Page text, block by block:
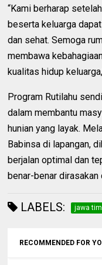
“Kami berharap
beserta keluarga
dan sehat. Semoga
membawa
kualitas hidup
Program Rutilahu
dalam membantu
hunian yang layak.
Babinsa di lapangan,
berjalan optimal dan
benar-benar
LABELS: jawa
RECOMMENDED FOR